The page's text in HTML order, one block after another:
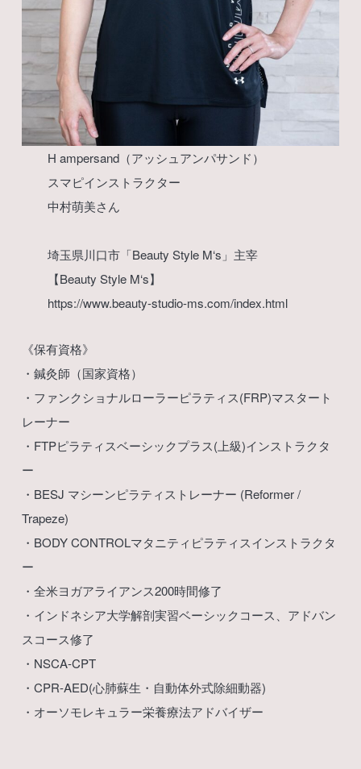
H ampersand（アッシュアンパサンド）
スマピインストラクター
中村萌美さん
埼玉県川口市「Beauty Style M‘s」主宰
【Beauty Style M‘s】
https://www.beauty-studio-ms.com/index.html
《保有資格》
・鍼灸師（国家資格）
・ファンクショナルローラーピラティス(FRP)マスタート
レーナー
・FTPピラティスベーシックプラス(上級)インストラクタ
ー
・BESJ マシーンピラティストレーナー (Reformer /
Trapeze)
・BODY CONTROLマタニティピラティスインストラクタ
ー
・全米ヨガアライアンス200時間修了
・インドネシア大学解剖実習ベーシックコース、アドバン
スコース修了
・NSCA-CPT
・CPR-AED(心肺蘇生・自動体外式除細動器)
・オーソモレキュラー栄養療法アドバイザー